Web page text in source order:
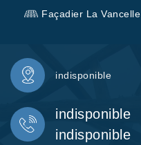
Façadier La Vancelle
indisponible
indisponible
indisponible